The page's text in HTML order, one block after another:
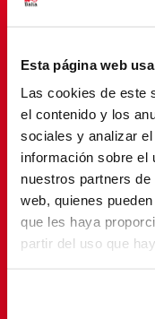
Esta página web
Las cookies de este
el contenido y los
sociales y analizar
información sobre el
nuestros partners
web, quienes
que les haya
partir del uso que
Suscríbete